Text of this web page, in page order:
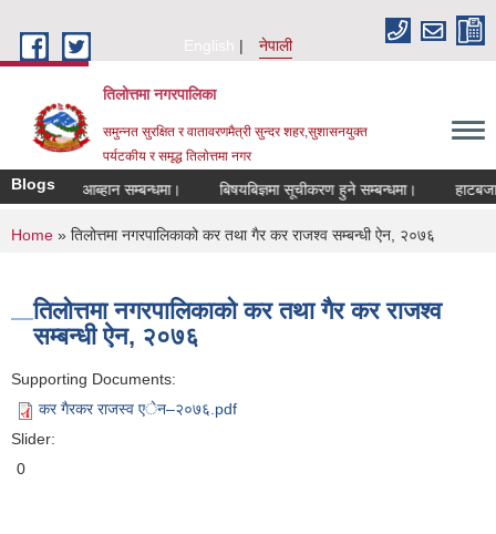
English
नेपाली
तिलोत्तमा नगरपालिका
समुन्नत सुरक्षित र वातावरणमैत्री सुन्दर शहर,सुशासनयुक्त
पर्यटकीय र समृद्ध तिलाेत्तमा नगर
Blogsआब्हान सम्बन्धमा। बिषयबिज्ञमा सूचीकरण हुने सम्बन्धमा। हाटबजार
You are here
Home » तिलोत्तमा नगरपालिकाको कर तथा गैर कर राजश्व सम्बन्धी ऐन, २०७६
तिलोत्तमा नगरपालिकाको कर तथा गैर कर राजश्व
सम्बन्धी ऐन, २०७६
Supporting Documents:
कर गैरकर राजस्व एेन–२०७६.pdf
Slider:
0